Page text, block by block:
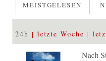
MEISTGELESEN
24h letzte Woche
Nach